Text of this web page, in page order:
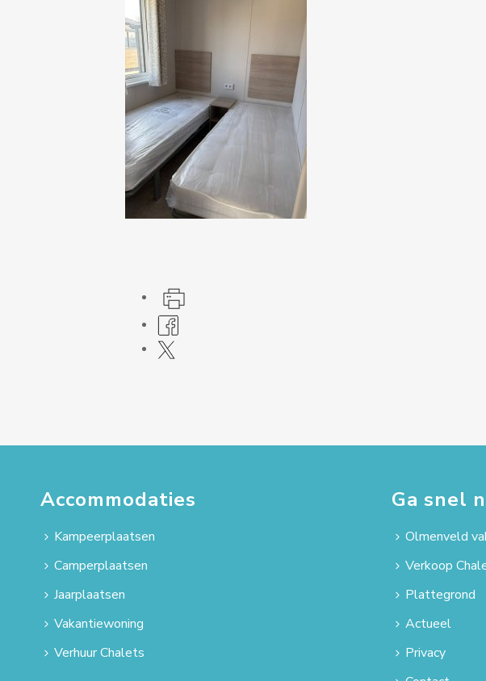
Accommodaties
Kampeerplaatsen
Camperplaatsen
Jaarplaatsen
Vakantiewoning
Verhuur Chalets
Ga snel
Olmenveld
Verkoop
Plattegrond
Actueel
Privacy